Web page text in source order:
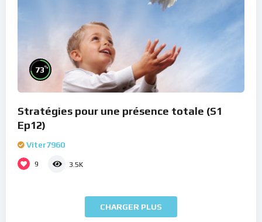
73%
Stratégies pour une présence totale (S1
Ep12)
Viter7960
9 3.5K
CHARGER PLUS